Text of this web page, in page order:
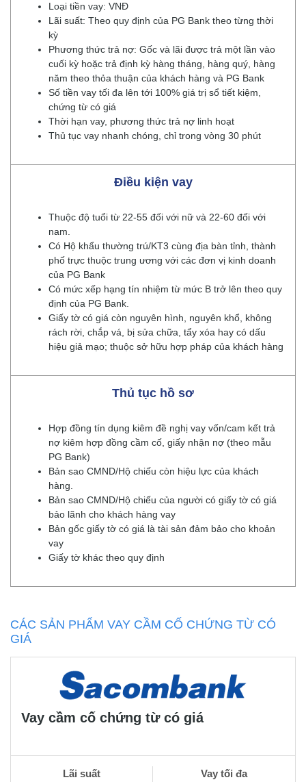
Loại tiền vay: VNĐ
Lãi suất: Theo quy định của PG Bank theo từng thời
kỳ
Phương thức trả nợ: Gốc và lãi được trả một lần vào
cuối kỳ hoặc trả định kỳ hàng tháng, hàng quý, hàng
năm theo thỏa thuận của khách hàng và PG Bank
Số tiền vay tối đa lên tới 100% giá trị sổ tiết kiệm,
chứng từ có giá
Thời hạn vay, phương thức trả nợ linh hoạt
Thủ tục vay nhanh chóng, chỉ trong vòng 30 phút
Điều kiện vay
Thuộc độ tuổi từ 22-55 đối với nữ và 22-60 đối với
nam.
Có Hộ khẩu thường trú/KT3 cùng địa bàn tỉnh, thành
phố trực thuộc trung ương với các đơn vị kinh doanh
của PG Bank
Có mức xếp hạng tín nhiệm từ mức B trở lên theo quy
định của PG Bank.
Giấy tờ có giá còn nguyên hình, nguyên khổ, không
rách rời, chắp vá, bị sửa chữa, tẩy xóa hay có dấu
hiệu giả mạo; thuộc sở hữu hợp pháp của khách hàng
Thủ tục hồ sơ
Hợp đồng tín dụng kiêm đề nghị vay vốn/cam kết trả
nợ kiêm hợp đồng cầm cố, giấy nhận nợ (theo mẫu
PG Bank)
Bản sao CMND/Hộ chiếu còn hiệu lực của khách
hàng.
Bản sao CMND/Hộ chiếu của người có giấy tờ có giá
bảo lãnh cho khách hàng vay
Bản gốc giấy tờ có giá là tài sản đảm bảo cho khoản
vay
Giấy tờ khác theo quy định
CÁC SẢN PHẨM VAY CẦM CỐ CHỨNG TỪ CÓ
GIÁ
Vay cầm cố chứng từ có giá
Lãi suất Vay tối đa